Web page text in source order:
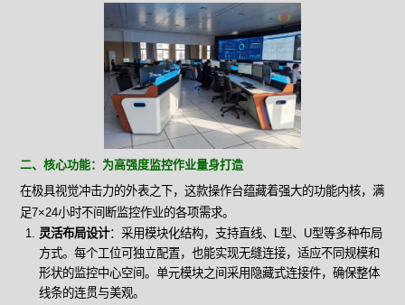
二、核心功能：为高强度监控作业量身打造
在极具视觉冲击力的外表之下，这款操作台蕴藏着强大的功能内核，满
足7×24小时不间断监控作业的各项需求。
灵活布局设计：采用模块化结构，支持直线、L型、U型等多种布局
方式。每个工位可独立配置，也能实现无缝连接，适应不同规模和
形状的监控中心空间。单元模块之间采用隐藏式连接件，确保整体
线条的连贯与美观。